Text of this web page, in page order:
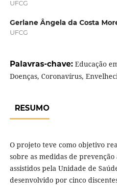
UFCG
Gerlane Ângela da Costa
UFCG
Palavras-chave: Educação
Doenças, Coronavírus,
RESUMO
O projeto teve como objetivo
sobre as medidas de
assistidos pela Unidade de
desenvolvido por cinco